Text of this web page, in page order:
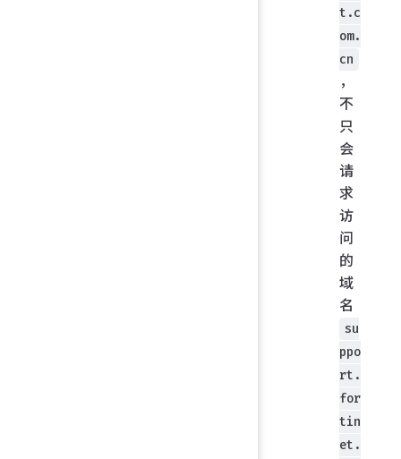
t.c
om.
cn
，
不
只
会
请
求
访
问
的
域
名
su
ppo
rt.
for
tin
et.